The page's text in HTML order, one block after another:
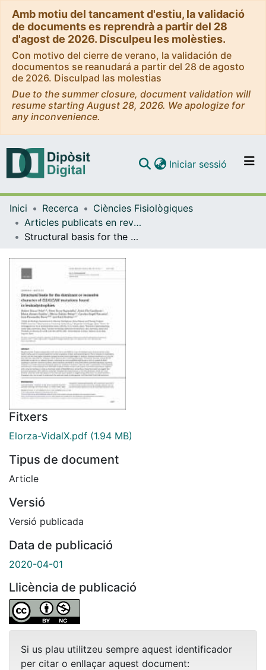
Amb motiu del tancament d'estiu, la validació
de documents es reprendrà a partir del 28
d'agost de 2026. Disculpeu les molèsties.
Con motivo del cierre de verano, la validación de
documentos se reanudará a partir del 28 de agosto
de 2026. Disculpad las molestias
Due to the summer closure, document validation will
resume starting August 28, 2026. We apologize for
any inconvenience.
Navega per tot el DD
Contacte
Iniciar sessió (current)
Inici Recerca
Ciències Fisiològiques
Articles publicats en revistes (Ciències Fisiològiques)
Structural basis for the dominant or recessive character of GLIALCAM mutations found in leukodystrophies
Fitxers
Elorza-VidalX.pdf (1.94 MB)
Tipus de document
Article
Versió
Versió publicada
Data de publicació
2020-04-01
Llicència de publicació
Si us plau utilitzeu sempre aquest identificador
per citar o enllaçar aquest document: